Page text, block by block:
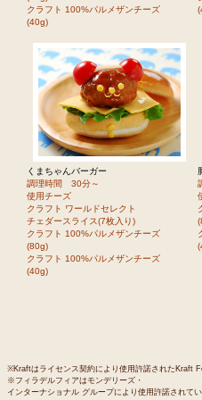
クラフト 100%パルメザンチーズ
(40g)
くまちゃんバーガー
調理時間 30分～
使用チーズ
クラフト ワールドセレクト
チェダースライス(7枚入り)
クラフト 100%パルメザンチーズ
(80g)
クラフト 100%パルメザンチーズ
(40g)
※Kraftはライセンス契約により使用許諾されたKraft
※フィラデルフィアはモンデリーズ・
インターナショナル グループにより使用許諾されてい